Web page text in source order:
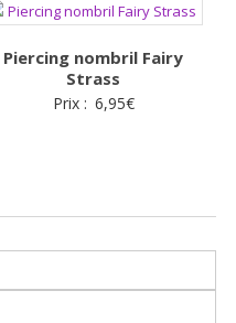
Piercing nombril Fairy
Strass
Prix : 6,95€